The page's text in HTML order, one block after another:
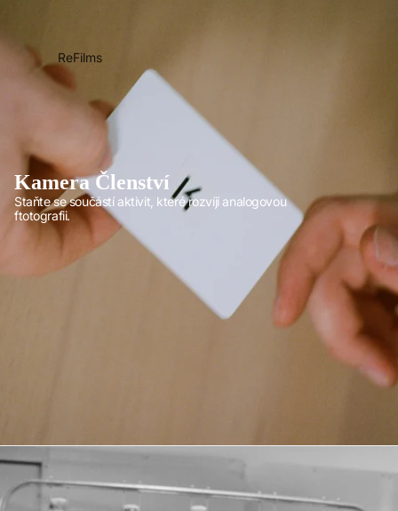
ReFilms
Kamera Členství
Staňte se součástí aktivit, které rozvíjí analogovou
ftotografii.